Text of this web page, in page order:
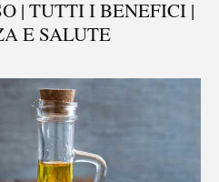
| TUTTI I BENEFICI |
E SALUTE